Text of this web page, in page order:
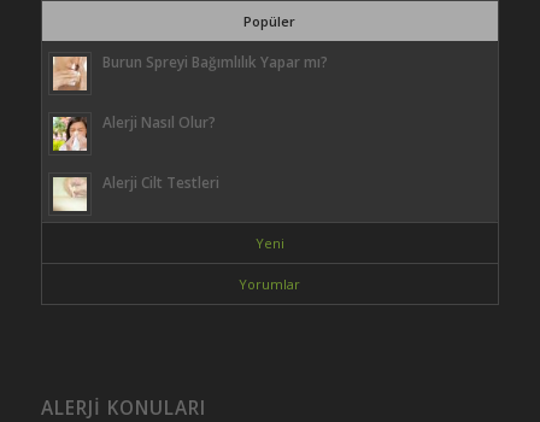
Popüler
Burun Spreyi Bağımlılık Yapar mı?
Alerji Nasıl Olur?
Alerji Cilt Testleri
Yeni
Yorumlar
ALERJİ KONULARI